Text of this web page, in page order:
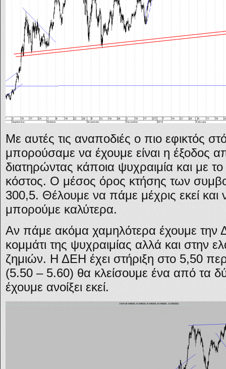
Με αυτές τις αναποδιές ο πιο εφικτός
μπορούσαμε να έχουμε είναι η έξοδος
διατηρώντας κάποια ψυχραιμία και με
κόστος. Ο μέσος όρος κτήσης των
300,5. Θέλουμε να πάμε μέχρις εκεί και
μπορούμε καλύτερα.
Αν πάμε ακόμα χαμηλότερα έχουμε την
κομμάτι της ψυχραιμίας αλλά και στην
ζημιών. Η ΔΕΗ έχει στήριξη στο 5,50
(5.50 – 5.60) θα κλείσουμε ένα από τα
έχουμε ανοίξει εκεί.